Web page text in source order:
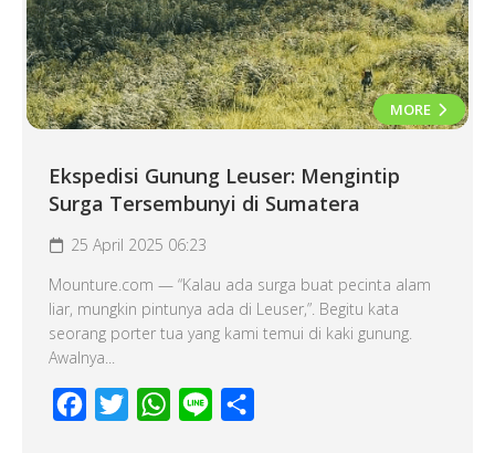
MORE
Ekspedisi Gunung Leuser: Mengintip
Surga Tersembunyi di Sumatera
25 April 2025 06:23
Mounture.com — “Kalau ada surga buat pecinta alam
liar, mungkin pintunya ada di Leuser,”. Begitu kata
seorang porter tua yang kami temui di kaki gunung.
Awalnya...
Facebook
Twitter WhatsApp
Line